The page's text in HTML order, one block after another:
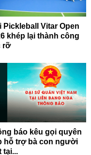
Pickleball Vitar Open
khép lại thành công
rỡ
báo kêu gọi quyên
hỗ trợ bà con người
tại...